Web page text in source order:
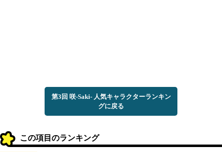
第3回 咲-Saki- 人気キャラクターランキン
グに戻る
この項目のランキング